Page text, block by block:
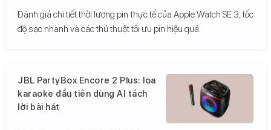
Đánh giá chi tiết thời lượng pin thực tế của Apple Watch SE 3, tốc
độ sạc nhanh và các thủ thuật tối ưu pin hiệu quả.
JBL PartyBox Encore 2 Plus: loa
karaoke đầu tiên dùng AI tách
lời bài hát